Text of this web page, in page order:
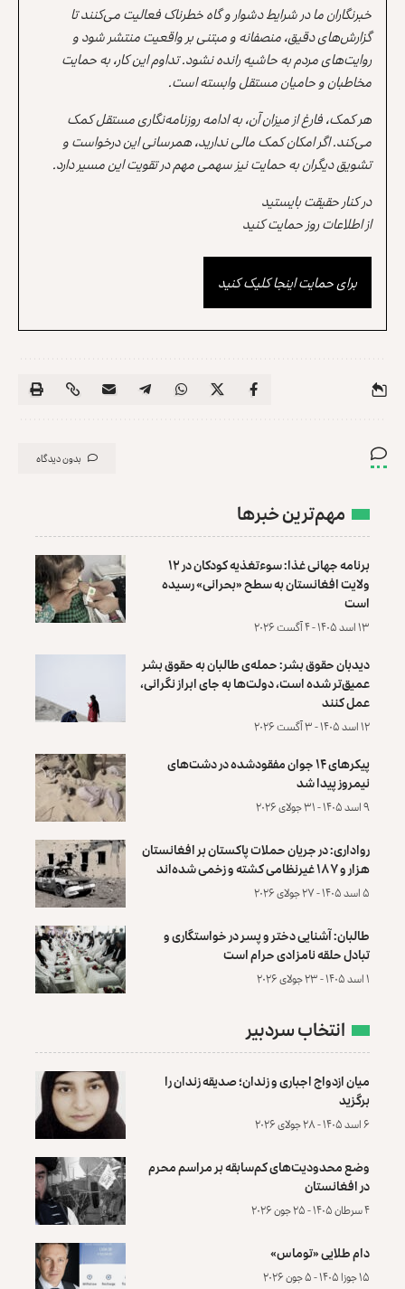
خبرنگاران ما در شرایط دشوار و گاه خطرناک فعالیت می‌کنند تا
گزارش‌های دقیق، منصفانه و مبتنی بر واقعیت منتشر شود و
روایت‌های مردم به حاشیه رانده نشود. تداوم این کار، به حمایت
مخاطبان و حامیان مستقل وابسته است.
هر کمک، فارغ از میزان آن، به ادامه روزنامه‌نگاری مستقل کمک
می‌کند. اگر امکان کمک مالی ندارید، همرسانی این درخواست و
تشویق دیگران به حمایت نیز سهمی مهم در تقویت این مسیر دارد.
در کنار حقیقت بایستید
از اطلاعات روز حمایت کنید
برای حمایت اینجا کلیک کنید
بدون دیدگاه
مهم‌ترین خبرها
برنامه جهانی غذا: سوءتغذیه کودکان در ۱۲
ولایت افغانستان به سطح «بحرانی» رسیده
است
۱۳ اسد ۱۴۰۵ - ۴ آگست ۲۰۲۶
دیدبان حقوق بشر: حمله‌ی طالبان به حقوق بشر
عمیق‌تر شده است، دولت‌ها به جای ابراز نگرانی،
عمل کنند
۱۲ اسد ۱۴۰۵ - ۳ آگست ۲۰۲۶
پیکرهای ۱۴ جوان مفقودشده در دشت‌های
نیمروز پیدا شد
۹ اسد ۱۴۰۵ - ۳۱ جولای ۲۰۲۶
رواداری: در جریان حملات پاکستان بر افغانستان
هزار و ۱۸۷ غیرنظامی کشته و زخمی شده‌اند
۵ اسد ۱۴۰۵ - ۲۷ جولای ۲۰۲۶
طالبان: آشنایی دختر و پسر در خواستگاری و
تبادل حلقه نامزادی حرام است
۱ اسد ۱۴۰۵ - ۲۳ جولای ۲۰۲۶
انتخاب سردبیر
میان ازدواج اجباری و زندان؛ صدیقه زندان را
برگزید
۶ اسد ۱۴۰۵ - ۲۸ جولای ۲۰۲۶
وضع محدودیت‌های کم‌سابقه بر مراسم محرم
در افغانستان
۴ سرطان ۱۴۰۵ - ۲۵ جون ۲۰۲۶
دام طلایی «توماس»
۱۵ جوزا ۱۴۰۵ - ۵ جون ۲۰۲۶